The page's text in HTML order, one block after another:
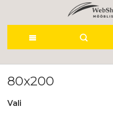
to
80x200
Vali